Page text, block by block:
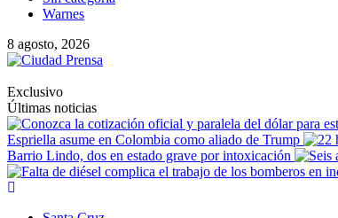
Warnes
8 agosto, 2026
Exclusivo
Últimas noticias
Espriella asume en Colombia como aliado de Trump
Barrio Lindo, dos en estado grave por intoxicación